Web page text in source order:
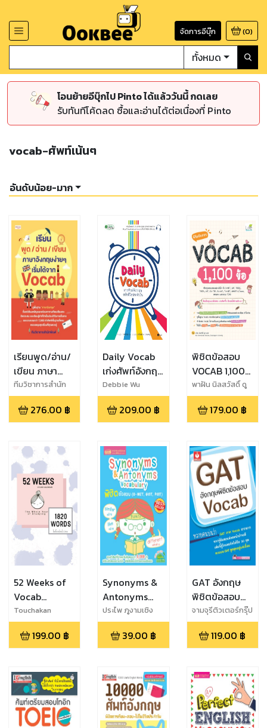
จัดการอีบุ๊ก (0)
ทั้งหมด
โอนย้ายอีบุ๊กไป Pinto ได้แล้ววันนี้ กดเลย
รับทันทีโค้ดลด ซื้อและอ่านได้ต่อเนื่องที่ Pinto
vocab-ศัพท์เน้นๆ
อันดับน้อย-มาก
เรียนพูด/อ่าน/
เขียน ภาษา
อังกฤษง่ายๆ
เริ่มได้จาก
Vocab
ทีมวิชาการสำนัก
พิมพ์
276.00 ฿
Daily Vocab
เก่งศัพท์อังกฤษ
ฉบับชีวิตประจำ
วัน
Debbie Wu
209.00 ฿
พิชิตข้อสอบ
VOCAB 1,100
ข้อ
พาฝัน นิลสวัสดิ์ ดู
ฮาเมลน์
179.00 ฿
52 Weeks of
Vocab
Calendar
Touchakan
Siringernyuang
199.00 ฿
Synonyms &
Antonyms
Vocabulary
ประไพ ภูงามเชิง
39.00 ฿
GAT อังกฤษ
พิชิตข้อสอบ
Vocab
จามจุรีติวเตอร์กรุ๊ป
119.00 ฿